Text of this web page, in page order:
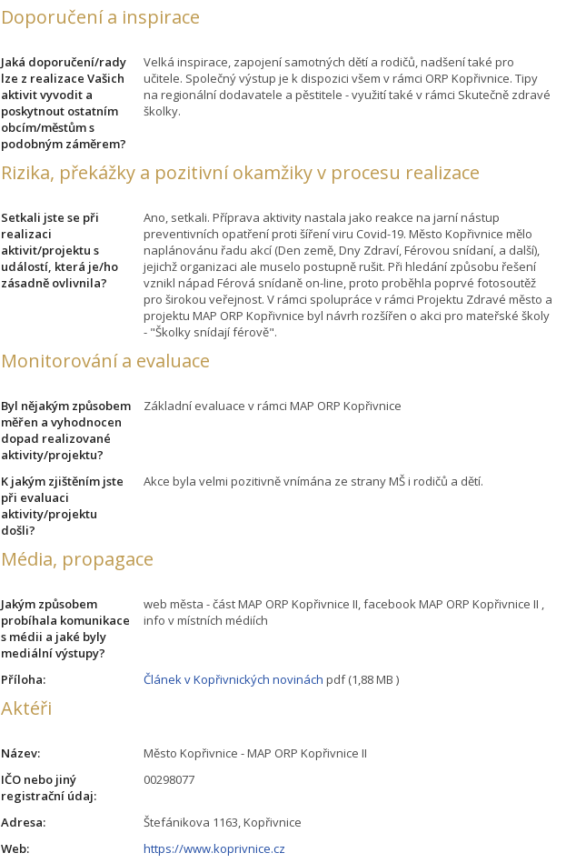
Doporučení a inspirace
Jaká doporučení/rady
lze z realizace Vašich
aktivit vyvodit a
poskytnout ostatním
obcím/městům s
podobným záměrem?
Velká inspirace, zapojení samotných dětí a rodičů, nadšení také pro
učitele. Společný výstup je k dispozici všem v rámci ORP Kopřivnice. Tipy
na regionální dodavatele a pěstitele - využití také v rámci Skutečně zdravé
školky.
Rizika, překážky a pozitivní okamžiky v procesu realizace
Setkali jste se při
realizaci
aktivit/projektu s
událostí, která je/ho
zásadně ovlivnila?
Ano, setkali. Příprava aktivity nastala jako reakce na jarní nástup
preventivních opatření proti šíření viru Covid-19. Město Kopřivnice mělo
naplánovánu řadu akcí (Den země, Dny Zdraví, Férovou snídaní, a další),
jejichž organizaci ale muselo postupně rušit. Při hledání způsobu řešení
vznikl nápad Férová snídaně on-line, proto proběhla poprvé fotosoutěž
pro širokou veřejnost. V rámci spolupráce v rámci Projektu Zdravé město a
projektu MAP ORP Kopřivnice byl návrh rozšířen o akci pro mateřské školy
- "Školky snídají férově".
Monitorování a evaluace
Byl nějakým způsobem
měřen a vyhodnocen
dopad realizované
aktivity/projektu?
Základní evaluace v rámci MAP ORP Kopřivnice
K jakým zjištěním jste
při evaluaci
aktivity/projektu
došli?
Akce byla velmi pozitivně vnímána ze strany MŠ i rodičů a dětí.
Média, propagace
Jakým způsobem
probíhala komunikace
s médii a jaké byly
mediální výstupy?
web města - část MAP ORP Kopřivnice II, facebook MAP ORP Kopřivnice II ,
info v místních médiích
Příloha: Článek v Kopřivnických novinách pdf (1,88 MB )
Aktéři
Název:
Město Kopřivnice - MAP ORP Kopřivnice II
IČO nebo jiný
registrační údaj:
00298077
Adresa:
Štefánikova 1163, Kopřivnice
Web:
https://www.koprivnice.cz